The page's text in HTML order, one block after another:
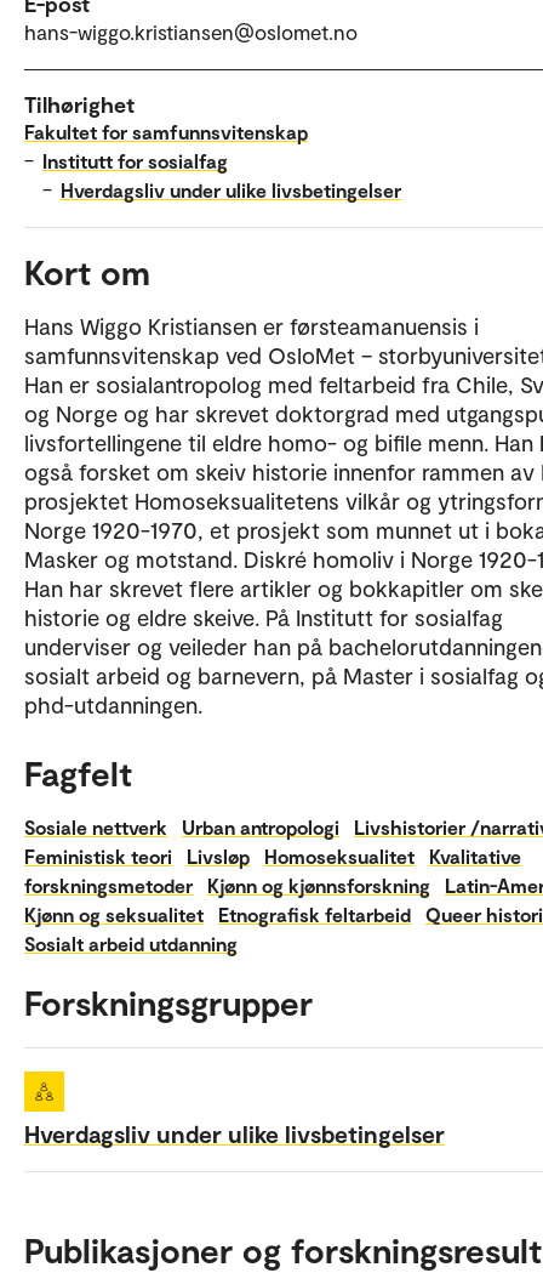
hans-wiggo.kristiansen@oslomet.no
Tilhørighet
Fakultet for samfunnsvitenskap
– Institutt for sosialfag
– Hverdagsliv under ulike livsbetingelser
Kort om
Hans Wiggo Kristiansen er førsteamanuensis i
samfunnsvitenskap ved OsloMet –
Han er sosialantropolog med feltarbeid fra Chile,
og Norge og har skrevet doktorgrad med
livsfortellingene til eldre homo- og bifile menn. Han
også forsket om skeiv historie innenfor rammen av
prosjektet Homoseksualitetens vilkår og
Norge 1920-1970, et prosjekt som munnet ut i
Masker og motstand. Diskré homoliv i Norge 1920-
Han har skrevet flere artikler og bokkapitler om
historie og eldre skeive. På Institutt for sosialfag
underviser og veileder han på
sosialt arbeid og barnevern, på Master i sosialfag
phd-utdanningen.
Fagfelt
Sosiale nettverk Urban antropologi
Livshistorier /
Feministisk teori
Livsløp Homoseksualitet
Kvalitative
forskningsmetoder
Kjønn og kjønnsforskning
Latin-
Kjønn og seksualitet
Etnografisk feltarbeid
Queer
Sosialt arbeid utdanning
Forskningsgrupper
Hverdagsliv under ulike livsbetingelser
Publikasjoner og